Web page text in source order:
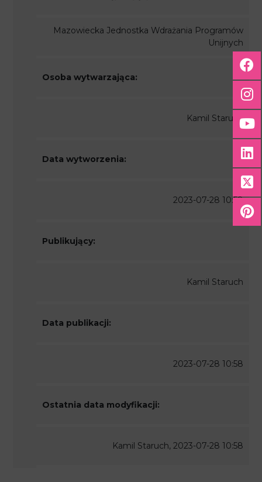
Mazowiecka Jednostka Wdrażania Programów
Unijnych
Osoba wytwarzająca:
Kamil Staruch
Data wytworzenia:
2023-07-28 10:58
Publikujący:
Kamil Staruch
Data publikacji:
2023-07-28 10:58
Ostatnia data modyfikacji:
Kamil Staruch, 2023-07-28 10:58